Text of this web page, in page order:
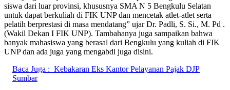
siswa dari luar provinsi, khususnya SMA N 5 Bengkulu Selatan
untuk dapat berkuliah di FIK UNP dan mencetak atlet-atlet serta
pelatih berprestasi di masa mendatang” ujar Dr. Padli, S. Si., M. Pd .
(Wakil Dekan I FIK UNP). Tambahanya juga sampaikan bahwa
banyak mahasiswa yang berasal dari Bengkulu yang kuliah di FIK
UNP dan ada juga yang mengabdi juga disini.
Baca Juga : Kebakaran Eks Kantor Pelayanan Pajak DJP
Sumbar